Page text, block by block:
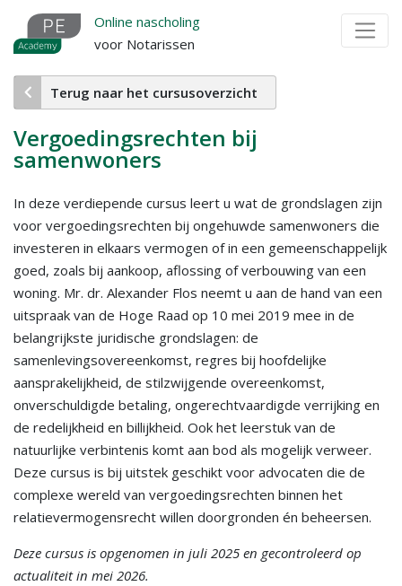
Overslaan
naar
de
inhoud
Online nascholing
voor Notarissen
Terug naar het cursusoverzicht
Vergoedingsrechten bij
samenwoners
In deze verdiepende cursus leert u wat de grondslagen zijn
voor vergoedingsrechten bij ongehuwde samenwoners die
investeren in elkaars vermogen of in een gemeenschappelijk
goed, zoals bij aankoop, aflossing of verbouwing van een
woning. Mr. dr. Alexander Flos neemt u aan de hand van een
uitspraak van de Hoge Raad op 10 mei 2019 mee in de
belangrijkste juridische grondslagen: de
samenlevingsovereenkomst, regres bij hoofdelijke
aansprakelijkheid, de stilzwijgende overeenkomst,
onverschuldigde betaling, ongerechtvaardigde verrijking en
de redelijkheid en billijkheid. Ook het leerstuk van de
natuurlijke verbintenis komt aan bod als mogelijk verweer.
Deze cursus is bij uitstek geschikt voor advocaten die de
complexe wereld van vergoedingsrechten binnen het
relatievermogensrecht willen doorgronden én beheersen.
Deze cursus is opgenomen in juli 2025 en gecontroleerd op
actualiteit in mei 2026.